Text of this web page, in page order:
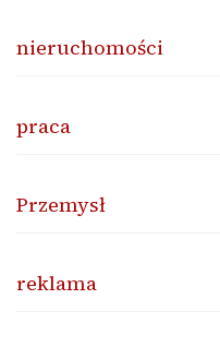
nieruchomości
praca
Przemysł
reklama